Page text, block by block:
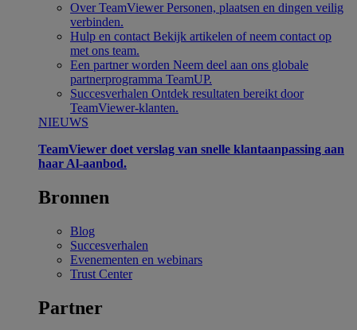
Over TeamViewer Personen, plaatsen en dingen veilig
verbinden.
Hulp en contact Bekijk artikelen of neem contact op
met ons team.
Een partner worden Neem deel aan ons globale
partnerprogramma TeamUP.
Succesverhalen Ontdek resultaten bereikt door
TeamViewer-klanten.
NIEUWS
TeamViewer doet verslag van snelle klantaanpassing aan
haar Al-aanbod.
Bronnen
Blog
Succesverhalen
Evenementen en webinars
Trust Center
Partner